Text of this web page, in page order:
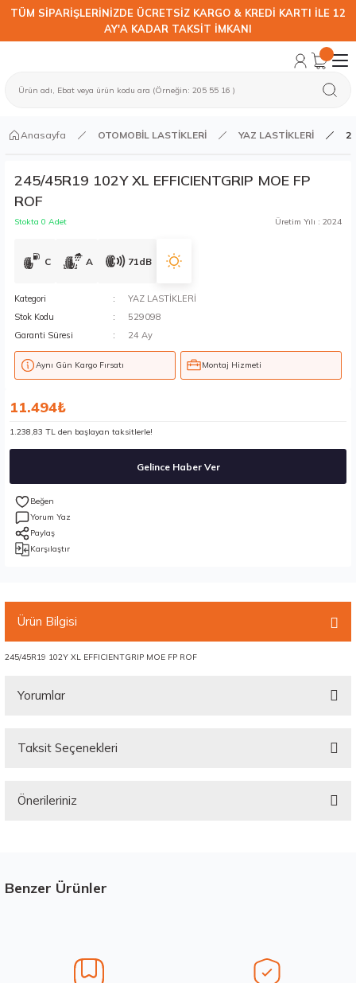
TÜM SİPARİŞLERİNİZDE ÜCRETSİZ KARGO & KREDİ KARTI İLE 12
AY'A KADAR TAKSİT İMKANI
Anasayfa OTOMOBİL LASTİKLERİ YAZ LASTİKLERİ
245/45R19 102Y XL EFFICIENTGRIP MOE FP
ROF
Stokta 0 Adet Üretim Yılı : 2024
C A 71dB
Kategori
YAZ LASTİKLERİ
Stok Kodu
529098
Garanti Süresi
24 Ay
Aynı Gün Kargo Fırsatı Montaj Hizmeti
11.494₺
1.238,83 TL den başlayan taksitlerle!
Gelince Haber Ver
Yorum Yaz
Paylaş
Karşılaştır
Ürün Bilgisi
245/45R19 102Y XL EFFICIENTGRIP MOE FP ROF
Yorumlar
Taksit Seçenekleri
Önerileriniz
Görüş ve önerileriniz için teşekkür ederiz.
Ürün bilgilerinde hatalar bulunuyor.
Benzer Ürünler